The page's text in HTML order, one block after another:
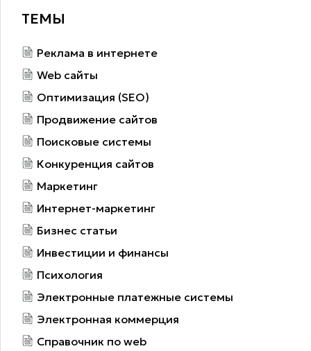
ТЕМЫ
Реклама в интернете
Web сайты
Оптимизация (SEO)
Продвижение сайтов
Поисковые системы
Конкуренция сайтов
Маркетинг
Интернет-маркетинг
Бизнес статьи
Инвестиции и финансы
Психология
Электронные платежные системы
Электронная коммерция
Справочник по web